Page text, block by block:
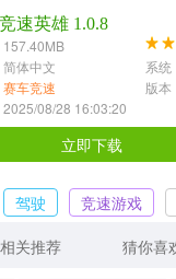
1597款应用
2196款应用
418款应用
速英雄 1.0.8
157.40MB
体中文
系统
赛车竞速
版本
2025/08/28 16:03:20
立即下载
驾驶 竞速游戏
相关推荐 猜你喜